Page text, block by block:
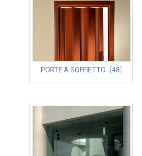
PORTE A SOFFIETTO [48]